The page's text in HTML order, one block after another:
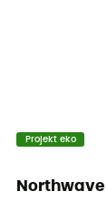
Projekt eko
Northwave